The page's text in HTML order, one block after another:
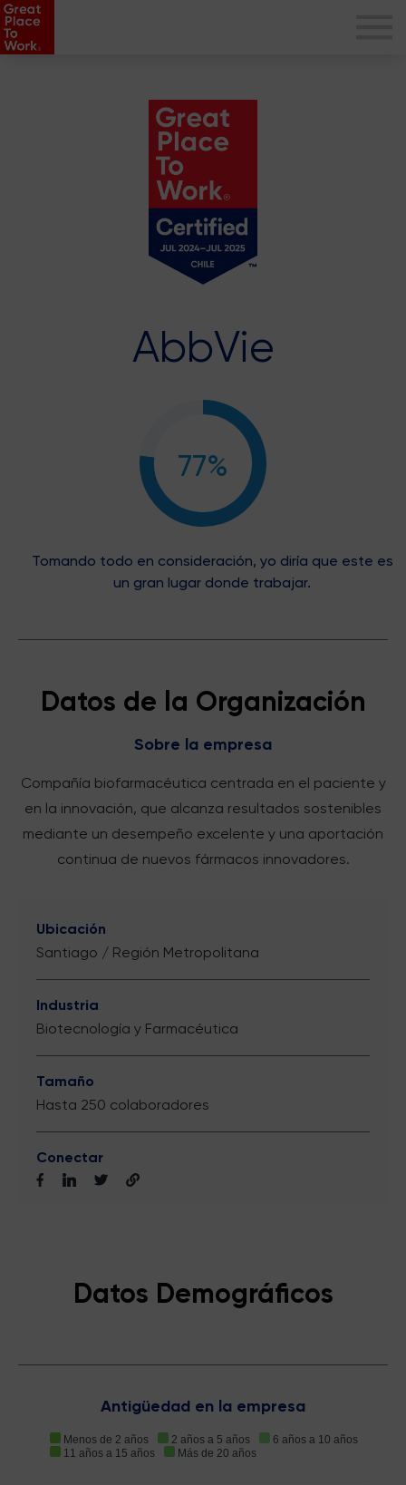
AbbVie
77%
Tomando todo en consideración, yo diría que este es
un gran lugar donde trabajar.
Datos de la Organización
Sobre la empresa
Compañía biofarmacéutica centrada en el paciente y
en la innovación, que alcanza resultados sostenibles
mediante un desempeño excelente y una aportación
continua de nuevos fármacos innovadores.
Ubicación
Santiago / Región Metropolitana
Industria
Biotecnología y Farmacéutica
Tamaño
Hasta 250 colaboradores
Conectar
Datos Demográficos
Antigüedad en la empresa
Menos de 2 años 2 años a 5 años
6 años a 10 años
11 años a 15 años
Más de 20 años